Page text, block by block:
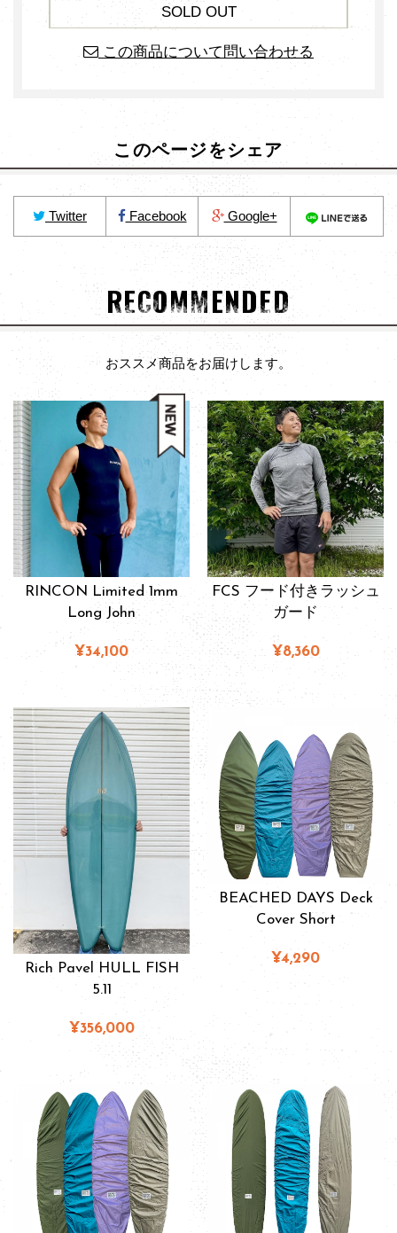
SOLD OUT
この商品について問い合わせる
このページをシェア
Twitter Facebook Google+
RECOMMENDED
おススメ商品をお届けします。
RINCON Limited 1mm
Long John
¥34,100
FCS フード付きラッシュ
ガード
¥8,360
Rich Pavel HULL FISH
5.11
¥356,000
BEACHED DAYS Deck
Cover Short
¥4,290